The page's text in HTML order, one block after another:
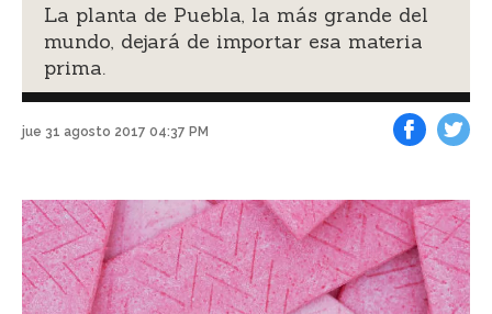
La planta de Puebla, la más grande del
mundo, dejará de importar esa materia
prima.
jue 31 agosto 2017 04:37 PM